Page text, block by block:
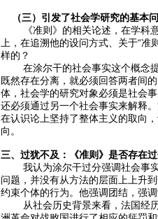
（三）引发了社会学研究的基本
《准则》的相关论述，在学科意
上，在追溯他的设问方式、关于“
样的？
在涂尔干的社会事实这个概念提
既然存在分离，就必须回答两者间
体，社会学的研究对象必须是社会
还必须通过另一个社会事实来解释
在认识论上坚持了整体主义的取向
向。
三、过犹不及：《准则》是否存在
我认为涂尔干过分强调社会事实
问题，并没有从方法的层面上上升
约束个体的行为。他强调团结，强
从社会历史背景来看，法国经历